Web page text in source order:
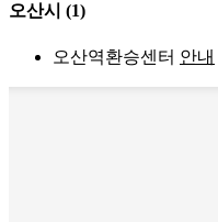
오산시 (1)
오산역환승센터 안내